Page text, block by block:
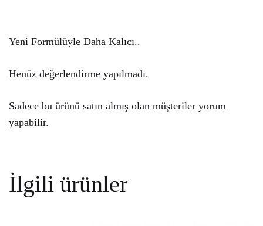
Yeni Formülüyle Daha Kalıcı..
Henüz değerlendirme yapılmadı.
Sadece bu ürünü satın almış olan müşteriler yorum
yapabilir.
İlgili ürünler